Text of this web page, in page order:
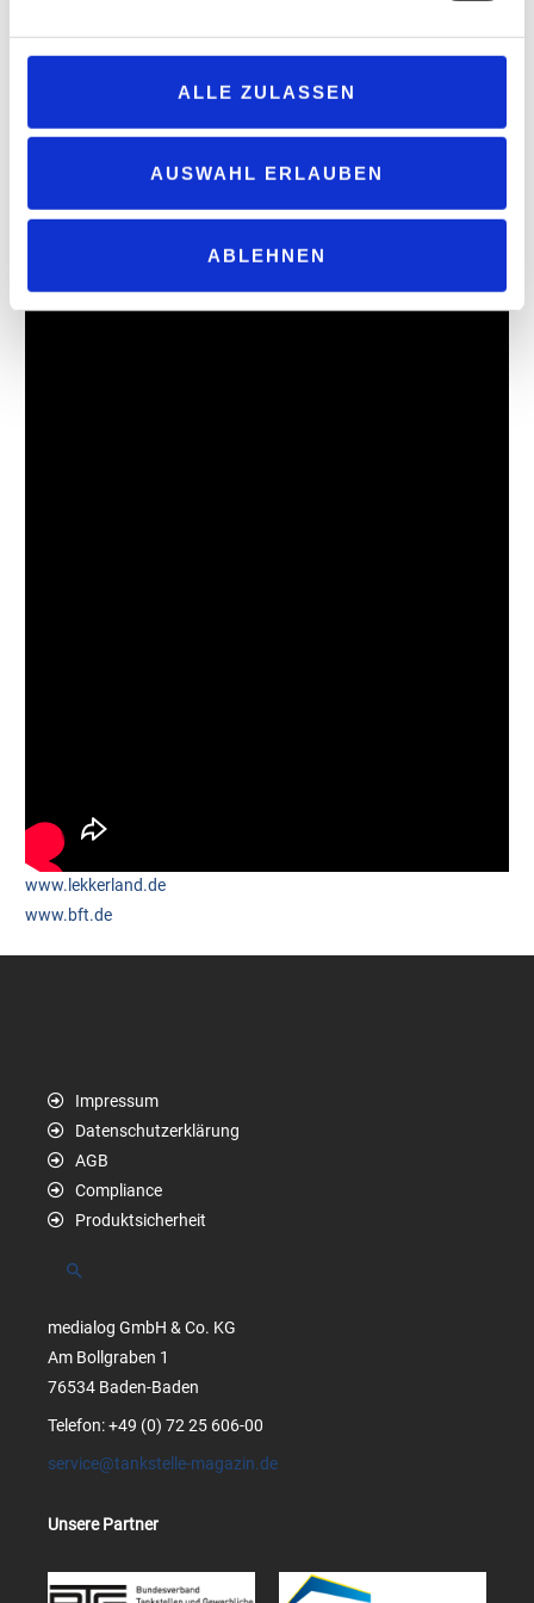
ALLE ZULASSEN
AUSWAHL ERLAUBEN
ABLEHNEN
www.lekkerland.de
www.bft.de
Impressum
Datenschutzerklärung
AGB
Compliance
Produktsicherheit
Suchen
medialog GmbH & Co. KG
Am Bollgraben 1
76534 Baden-Baden
Telefon: +49 (0) 72 25 606-00
service@tankstelle-magazin.de
Unsere Partner